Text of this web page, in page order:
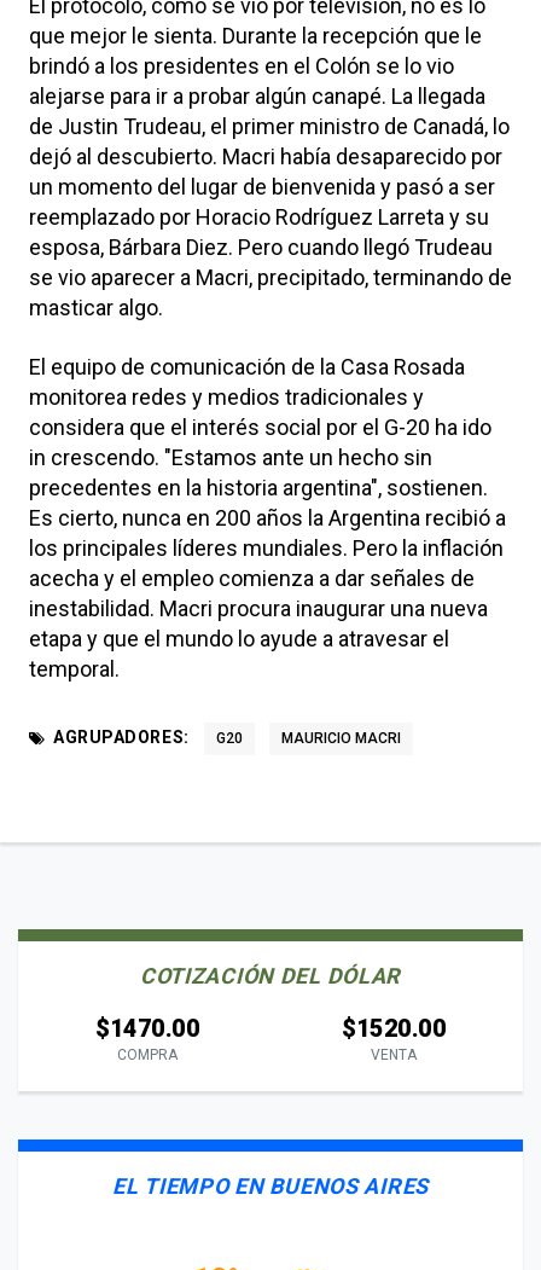
El protocolo, como se vio por televisión, no es lo
que mejor le sienta. Durante la recepción que le
brindó a los presidentes en el Colón se lo vio
alejarse para ir a probar algún canapé. La llegada
de Justin Trudeau, el primer ministro de Canadá, lo
dejó al descubierto. Macri había desaparecido por
un momento del lugar de bienvenida y pasó a ser
reemplazado por Horacio Rodríguez Larreta y su
esposa, Bárbara Diez. Pero cuando llegó Trudeau
se vio aparecer a Macri, precipitado, terminando de
masticar algo.
El equipo de comunicación de la Casa Rosada
monitorea redes y medios tradicionales y
considera que el interés social por el G-20 ha ido
in crescendo. "Estamos ante un hecho sin
precedentes en la historia argentina", sostienen.
Es cierto, nunca en 200 años la Argentina recibió a
los principales líderes mundiales. Pero la inflación
acecha y el empleo comienza a dar señales de
inestabilidad. Macri procura inaugurar una nueva
etapa y que el mundo lo ayude a atravesar el
temporal.
AGRUPADORES: G20 MAURICIO MACRI
COTIZACIÓN DEL DÓLAR
$1470.00
COMPRA
$1520.00
VENTA
EL TIEMPO EN BUENOS AIRES